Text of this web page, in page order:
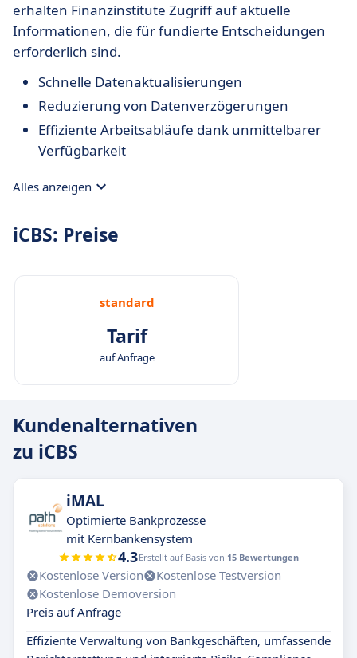
erhalten Finanzinstitute Zugriff auf aktuelle
Informationen, die für fundierte Entscheidungen
erforderlich sind.
Schnelle Datenaktualisierungen
Reduzierung von Datenverzögerungen
Effiziente Arbeitsabläufe dank unmittelbarer
Verfügbarkeit
Alles anzeigen
iCBS: Preise
standard
Tarif
auf Anfrage
Kundenalternativen
zu iCBS
iMAL
Optimierte Bankprozesse
mit Kernbankensystem
4.3Erstellt auf Basis von 15 Bewertungen
Kostenlose Version
Kostenlose Testversion
Kostenlose Demoversion
Preis auf Anfrage
Effiziente Verwaltung von Bankgeschäften, umfassende